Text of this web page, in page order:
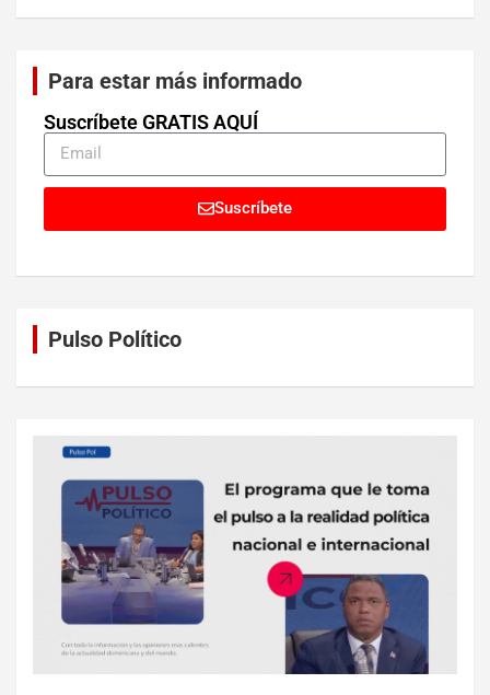
Para estar más informado
Suscríbete GRATIS AQUÍ
Suscríbete
Pulso Político